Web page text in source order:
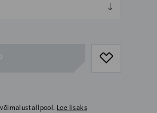
allpool. Loe lisaks